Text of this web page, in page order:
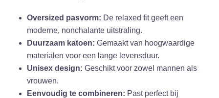
Oversized pasvorm: De relaxed fit geeft een
moderne, nonchalante uitstraling.
Duurzaam katoen: Gemaakt van hoogwaardige
materialen voor een lange levensduur.
Unisex design: Geschikt voor zowel mannen als
vrouwen.
Eenvoudig te combineren: Past perfect bij